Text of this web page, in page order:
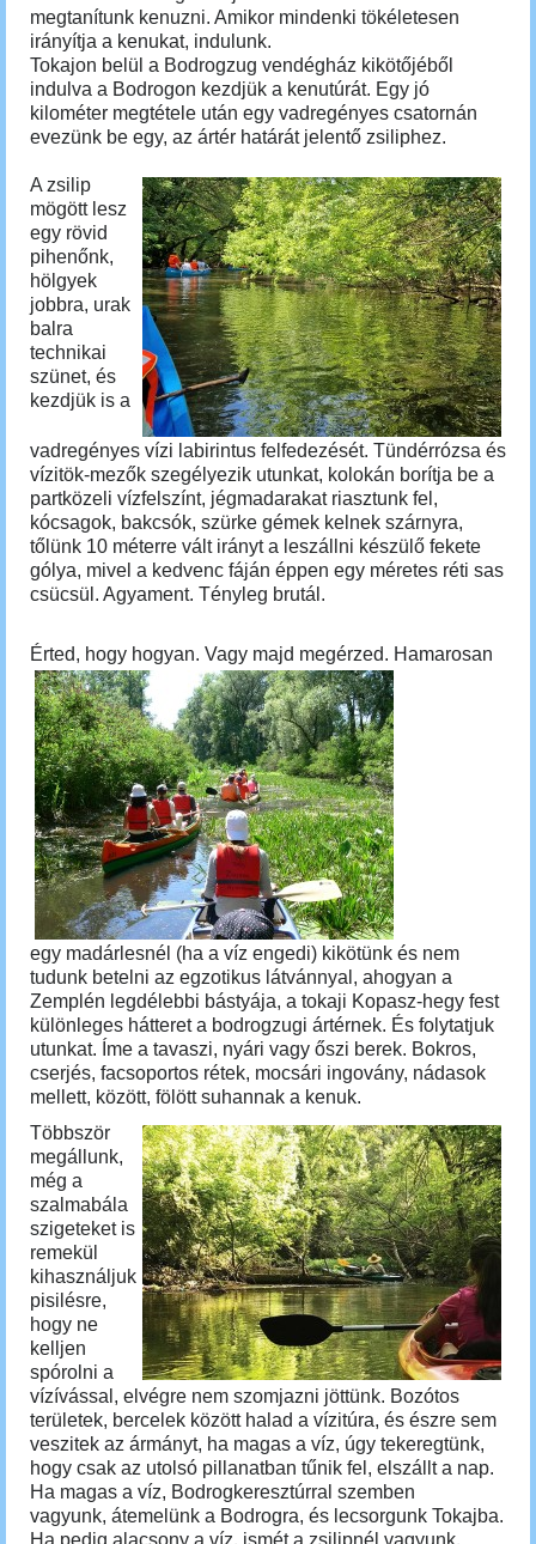
megtanítunk kenuzni. Amikor mindenki tökéletesen
irányítja a kenukat, indulunk.
Tokajon belül a Bodrogzug vendégház kikötőjéből
indulva a Bodrogon kezdjük a kenutúrát. Egy jó
kilométer megtétele után egy vadregényes csatornán
evezünk be egy, az ártér határát jelentő zsiliphez.
A zsilip
mögött lesz
egy rövid
pihenőnk,
hölgyek
jobbra, urak
balra
technikai
szünet, és
kezdjük is a
vadregényes vízi labirintus felfedezését. Tündérrózsa és
vízitök-mezők szegélyezik utunkat, kolokán borítja be a
partközeli vízfelszínt, jégmadarakat riasztunk fel,
kócsagok, bakcsók, szürke gémek kelnek szárnyra,
tőlünk 10 méterre vált irányt a leszállni készülő fekete
gólya, mivel a kedvenc fáján éppen egy méretes réti sas
csücsül. Agyament. Tényleg brutál.
Érted, hogy hogyan. Vagy majd megérzed. Hamarosan
egy madárlesnél (ha a víz engedi) kikötünk és nem
tudunk betelni az egzotikus látvánnyal, ahogyan a
Zemplén legdélebbi bástyája, a tokaji Kopasz-hegy fest
különleges hátteret a bodrogzugi ártérnek. És folytatjuk
utunkat. Íme a tavaszi, nyári vagy őszi berek. Bokros,
cserjés, facsoportos rétek, mocsári ingovány, nádasok
mellett, között, fölött suhannak a kenuk.
Többször
megállunk,
még a
szalmabála
szigeteket is
remekül
kihasználjuk
pisilésre,
hogy ne
kelljen
spórolni a
vízívással, elvégre nem szomjazni jöttünk. Bozótos
területek, bercelek között halad a vízitúra, és észre sem
veszitek az ármányt, ha magas a víz, úgy tekeregtünk,
hogy csak az utolsó pillanatban tűnik fel, elszállt a nap.
Ha magas a víz, Bodrogkeresztúrral szemben
vagyunk, átemelünk a Bodrogra, és lecsorgunk Tokajba.
Ha pedig alacsony a víz, ismét a zsilipnél vagyunk.